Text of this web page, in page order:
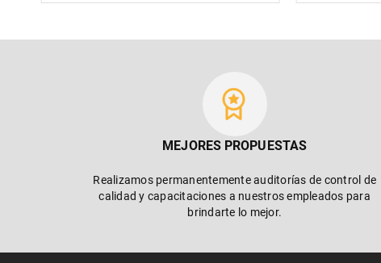
MEJORES PROPUESTAS
Realizamos permanentemente auditorías de control de
calidad y capacitaciones a nuestros empleados para
brindarte lo mejor.